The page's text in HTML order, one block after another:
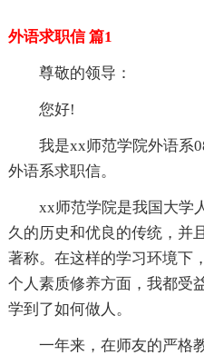
外语求职信 篇1
尊敬的领导：
您好!
我是xx师范学院外语系
外语系求职信。
xx师范学院是我国大学
久的历史和优良的传统，并
著称。在这样的学习环境下
个人素质修养方面，我都受
学到了如何做人。
一年来，在师友的严格